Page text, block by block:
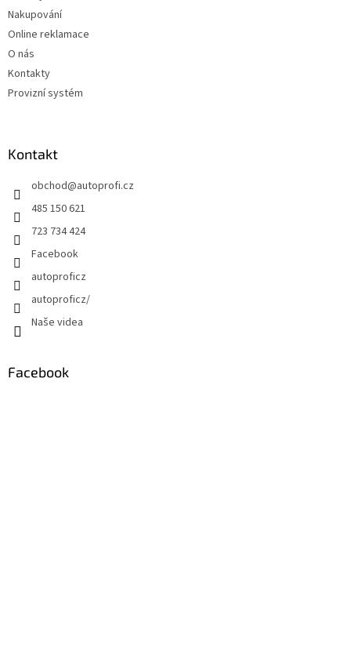
Nakupování
Online reklamace
O nás
Kontakty
Provizní systém
Kontakt
obchod@autoprofi.cz
485 150 621
723 734 424
Facebook
autoproficz
autoproficz/
Naše videa
Facebook